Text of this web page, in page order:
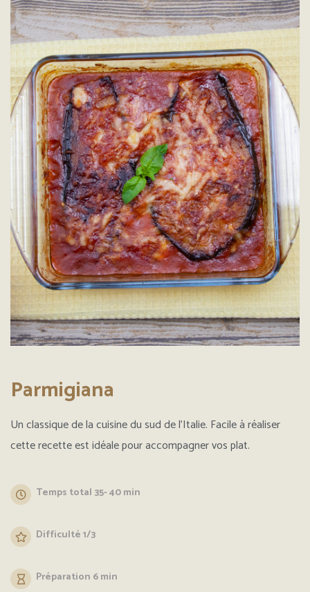
Parmigiana
Un classique de la cuisine du sud de l’Italie. Facile à réaliser
cette recette est idéale pour accompagner vos plat.
Temps total 35- 40 min
Difficulté 1/3
Préparation 6 min